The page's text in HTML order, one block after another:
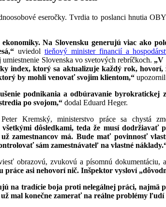
eseročky. Tvrdia to poslanci hnutia
Na Slovensku generujú viac ako
uviedol tieňový minister financií a
Slovenska vo svetových rebríčkoch. „V
index, ktorý sa aktualizuje každý rok,
by mohli venovať svojim klientom,“
podnikania a odbúravanie byrokratickej
po svojom,“ dodal Eduard Heger.
Kremský, ministerstvo práce sa chystá
dôsledkami, teda že musí dodržiavať
zamestnancov má. Bude mať povinnosť
sám zamestnávateľ na vlastné
obrazovú, zvukovú a písomnú
asi nehovorí nič. Inšpektor vysloví
na tradície boja proti nelegálnej práci,
už mal konečne zamerať na reálne problémy